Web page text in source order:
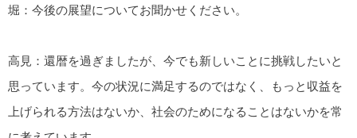
堀：今後の展望についてお聞かせください。
高見：還暦を過ぎましたが、今でも新しいことに挑戦したいと
思っています。今の状況に満足するのではなく、もっと収益を
上げられる方法はないか、社会のためになることはないかを常